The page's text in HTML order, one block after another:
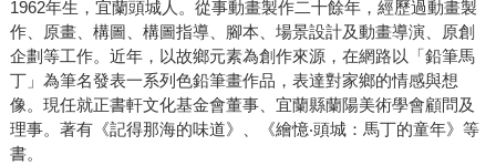
1962年生，宜蘭頭城人。從事動畫製作二十餘年，經歷過動畫製
作、原畫、構圖、構圖指導、腳本、場景設計及動畫導演、原創
企劃等工作。近年，以故鄉元素為創作來源，在網路以「鉛筆馬
丁」為筆名發表一系列色鉛筆畫作品，表達對家鄉的情感與想
像。現任就正書軒文化基金會董事、宜蘭縣蘭陽美術學會顧問及
理事。著有《記得那海的味道》、《繪憶‧頭城：馬丁的童年》等
書。